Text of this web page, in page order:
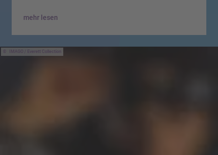
mehr lesen
IMAGO / Everett Collection